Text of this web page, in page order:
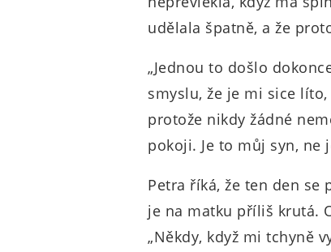
udělala špatně, a že
„Jednou to došlo
smyslu, že je mi sice
protože nikdy žádné
pokoji. Je to můj syn, ne
Petra říká, že ten den se
je na matku příliš krutá.
„Někdy, když mi tchyně